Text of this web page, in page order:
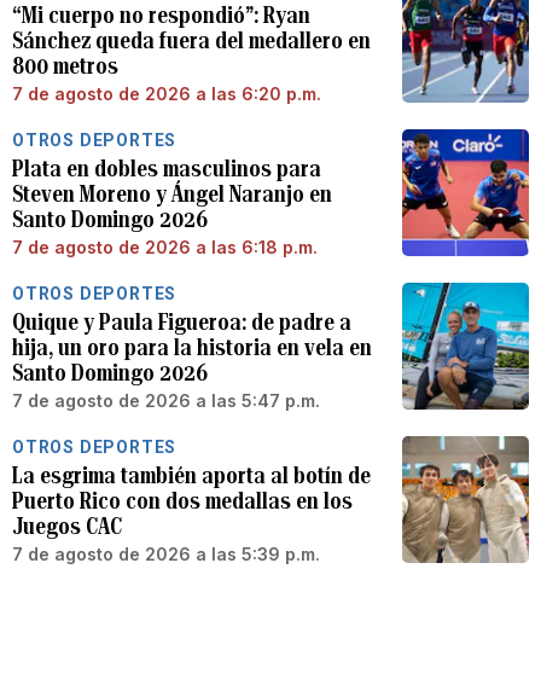
“Mi cuerpo no respondió”: Ryan
Sánchez queda fuera del medallero en
800 metros
7 de agosto de 2026 a las 6:20 p.m.
OTROS DEPORTES
Plata en dobles masculinos para
Steven Moreno y Ángel Naranjo en
Santo Domingo 2026
7 de agosto de 2026 a las 6:18 p.m.
OTROS DEPORTES
Quique y Paula Figueroa: de padre a
hija, un oro para la historia en vela en
Santo Domingo 2026
7 de agosto de 2026 a las 5:47 p.m.
OTROS DEPORTES
La esgrima también aporta al botín de
Puerto Rico con dos medallas en los
Juegos CAC
7 de agosto de 2026 a las 5:39 p.m.